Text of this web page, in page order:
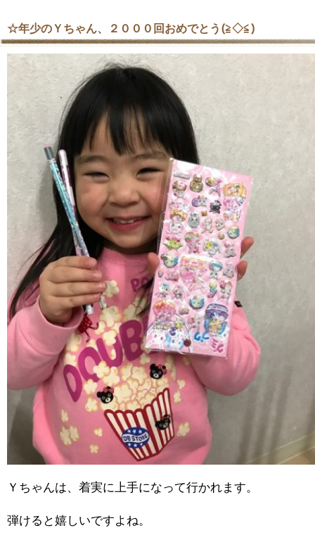
☆年少のＹちゃん、２０００回おめでとう(≧◇≦)
Ｙちゃんは、着実に上手になって行かれます。
弾けると嬉しいですよね。